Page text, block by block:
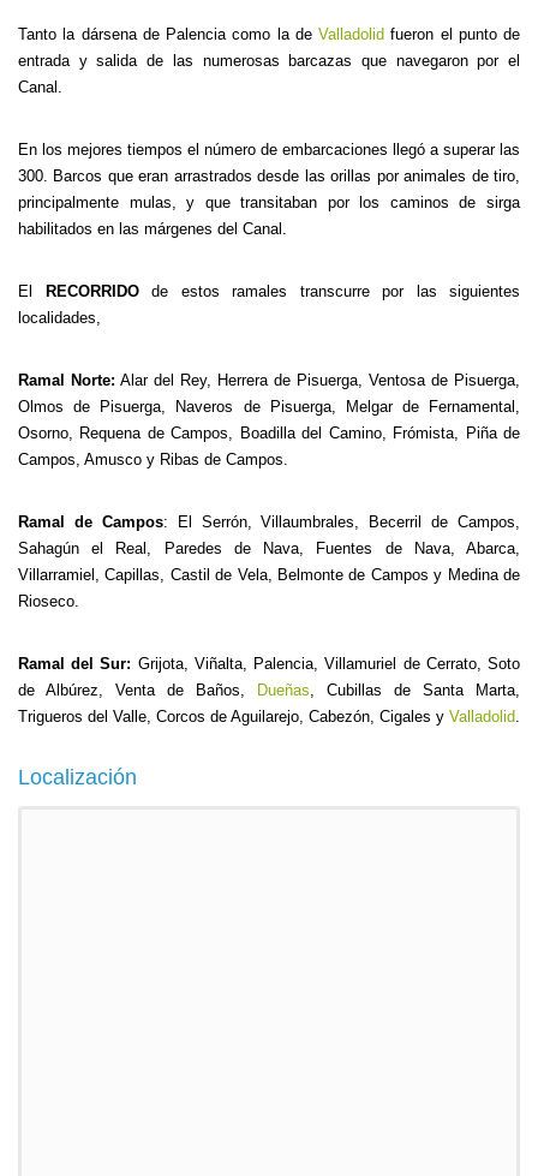
Tanto la dársena de Palencia como la deValladolid fueron el punto de
entrada y salida de las numerosas barcazas que navegaron por el
Canal.
En los mejores tiempos el número de embarcaciones llegó a superar las
300. Barcos que eran arrastrados desde las orillas por animales de tiro,
principalmente mulas, y que transitaban por los caminos de sirga
habilitados en las márgenes del Canal.
El RECORRIDOde estos ramales transcurre por las siguientes
localidades,
Ramal Norte: Alar del Rey, Herrera de Pisuerga, Ventosa de Pisuerga,
Olmos de Pisuerga, Naveros de Pisuerga, Melgar de Fernamental,
Osorno, Requena de Campos, Boadilla del Camino, Frómista, Piña de
Campos, Amusco y Ribas de Campos.
Ramal de Campos: El Serrón, Villaumbrales, Becerril de Campos,
Sahagún el Real, Paredes de Nava, Fuentes de Nava, Abarca,
Villarramiel, Capillas, Castil de Vela, Belmonte de Campos y Medina de
Rioseco.
Ramal del Sur: Grijota, Viñalta, Palencia, Villamuriel de Cerrato, Soto
de Albúrez, Venta de Baños,
Dueñas, Cubillas de Santa Marta,
Trigueros del Valle, Corcos de Aguilarejo, Cabezón, Cigales y Valladolid.
Localización